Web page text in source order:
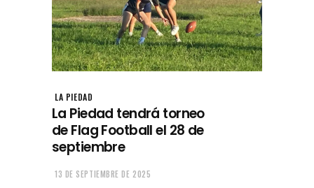
LA PIEDAD
La Piedad tendrá torneo
de Flag Football el 28 de
septiembre
13 DE SEPTIEMBRE DE 2025